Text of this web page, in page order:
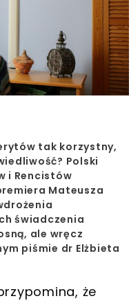
tak korzystny,
Polski
i Rencistów
Mateusza
świadczenia
ale wręcz
piśmie dr Elżbieta
że